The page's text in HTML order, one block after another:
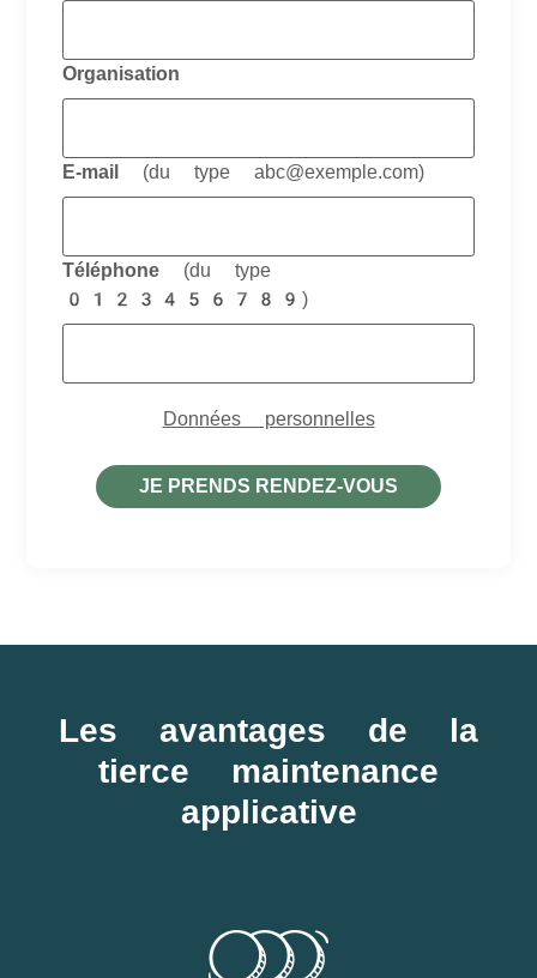
Organisation
E-mail (du type abc@exemple.com)
Téléphone (du type
0123456789)
Données personnelles
JE PRENDS RENDEZ-VOUS
Les avantages de la
tierce maintenance
applicative